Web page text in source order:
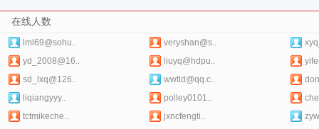
在线人数
lml69@sohu.. veryshan@s..
yd_2008@16..
liuyq@hdpu..
sd_lxq@126..
wwtld@qq.c..
liqiangyyy..
polley0101..
tctmikeche..
jxncfengti..